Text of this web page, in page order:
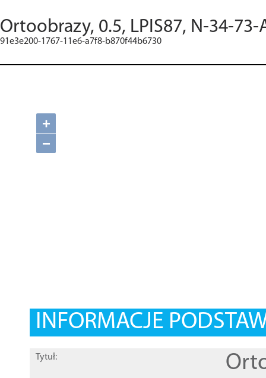
Ortoobrazy, 0.5, LPIS87, N-34-73-
91e3e200-1767-11e6-a7f8-b870f44b6730
+
−
INFORMACJE
Tytuł: